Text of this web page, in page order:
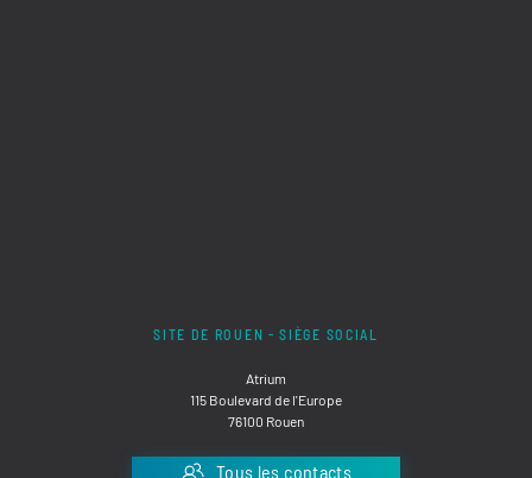
SITE DE ROUEN - SIÈGE SOCIAL
Atrium
115 Boulevard de l'Europe
76100 Rouen
Tous les contacts